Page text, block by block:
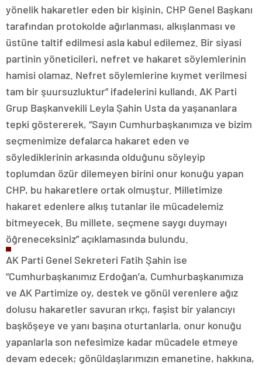
yönelik hakaretler eden bir kişinin, CHP Genel Başkanı
tarafından protokolde ağırlanması, alkışlanması ve
üstüne taltif edilmesi asla kabul edilemez. Bir siyasi
partinin yöneticileri, nefret ve hakaret söylemlerinin
hamisi olamaz. Nefret söylemlerine kıymet verilmesi
tam bir şuursuzluktur” ifadelerini kullandı. AK Parti
Grup Başkanvekili Leyla Şahin Usta da yaşananlara
tepki göstererek, “Sayın Cumhurbaşkanımıza ve bizim
seçmenimize defalarca hakaret eden ve
söylediklerinin arkasında olduğunu söyleyip
toplumdan özür dilemeyen birini onur konuğu yapan
CHP, bu hakaretlere ortak olmuştur. Milletimize
hakaret edenlere alkış tutanlar ile mücadelemiz
bitmeyecek. Bu millete, seçmene saygı duymayı
öğreneceksiniz” açıklamasında bulundu.
AK Parti Genel Sekreteri Fatih Şahin ise
“Cumhurbaşkanımız Erdoğan’a, Cumhurbaşkanımıza
ve AK Partimize oy, destek ve gönül verenlere ağız
dolusu hakaretler savuran ırkçı, faşist bir yalancıyı
başköşeye ve yanı başına oturtanlarla, onur konuğu
yapanlarla son nefesimize kadar mücadele etmeye
devam edecek; gönüldaşlarımızın emanetine, hakkına,